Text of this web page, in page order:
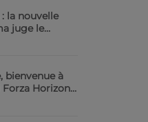
la nouvelle
juge le
bienvenue à
Horizon